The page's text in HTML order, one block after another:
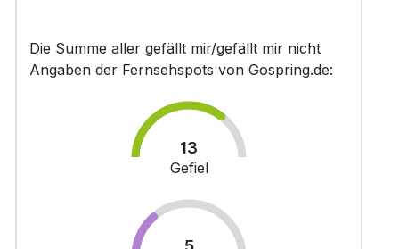
Die Summe aller gefällt mir/gefällt mir nicht
Angaben der Fernsehspots von Gospring.de:
13
Gefiel